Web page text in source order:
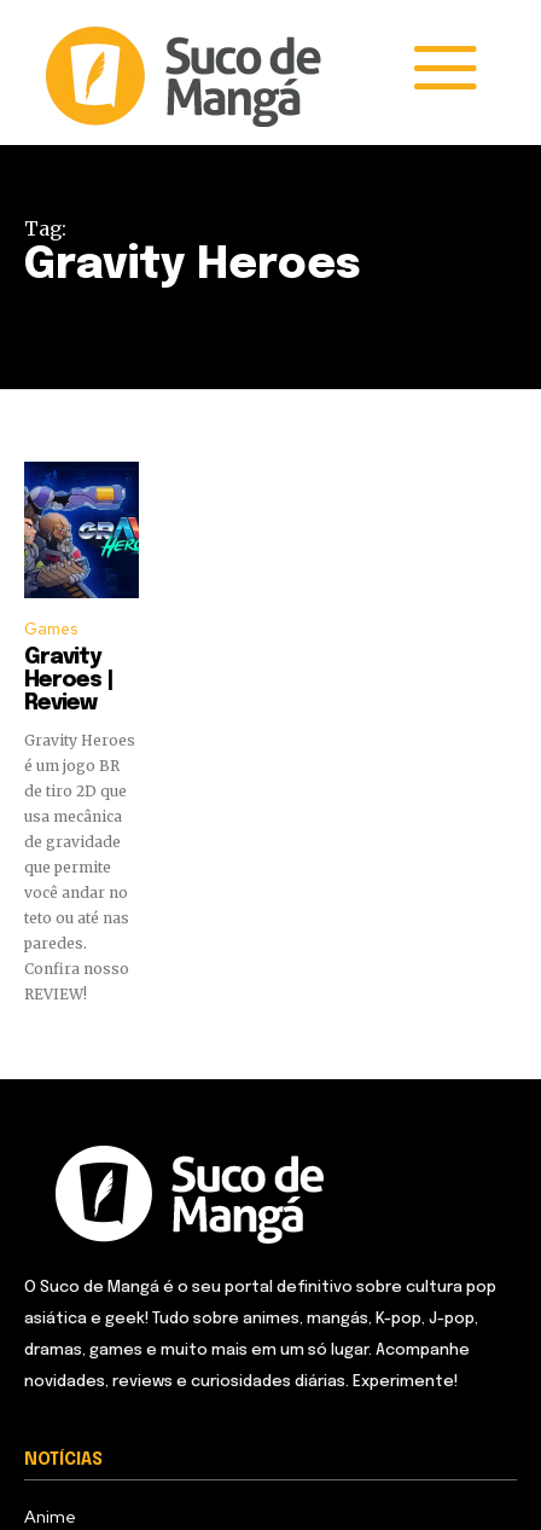
Tag:
Gravity Heroes
Games
Gravity
Heroes |
Review
Gravity Heroes
é um jogo BR
de tiro 2D que
usa mecânica
de gravidade
que permite
você andar no
teto ou até nas
paredes.
Confira nosso
REVIEW!
O Suco de Mangá é o seu portal definitivo sobre cultura pop
asiática e geek! Tudo sobre animes, mangás, K-pop, J-pop,
dramas, games e muito mais em um só lugar. Acompanhe
novidades, reviews e curiosidades diárias. Experimente!
NOTÍCIAS
Anime